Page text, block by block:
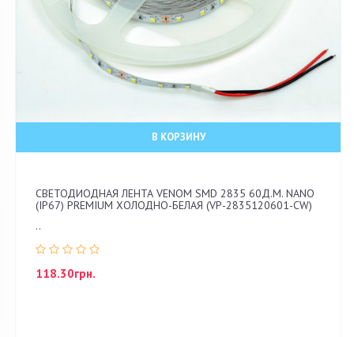
В КОРЗИНУ
СВЕТОДИОДНАЯ ЛЕНТА VENOM SMD 2835 60Д.М. NANO
(IP67) PREMIUM ХОЛОДНО-БЕЛАЯ (VP-2835120601-CW)
..
118.30грн.